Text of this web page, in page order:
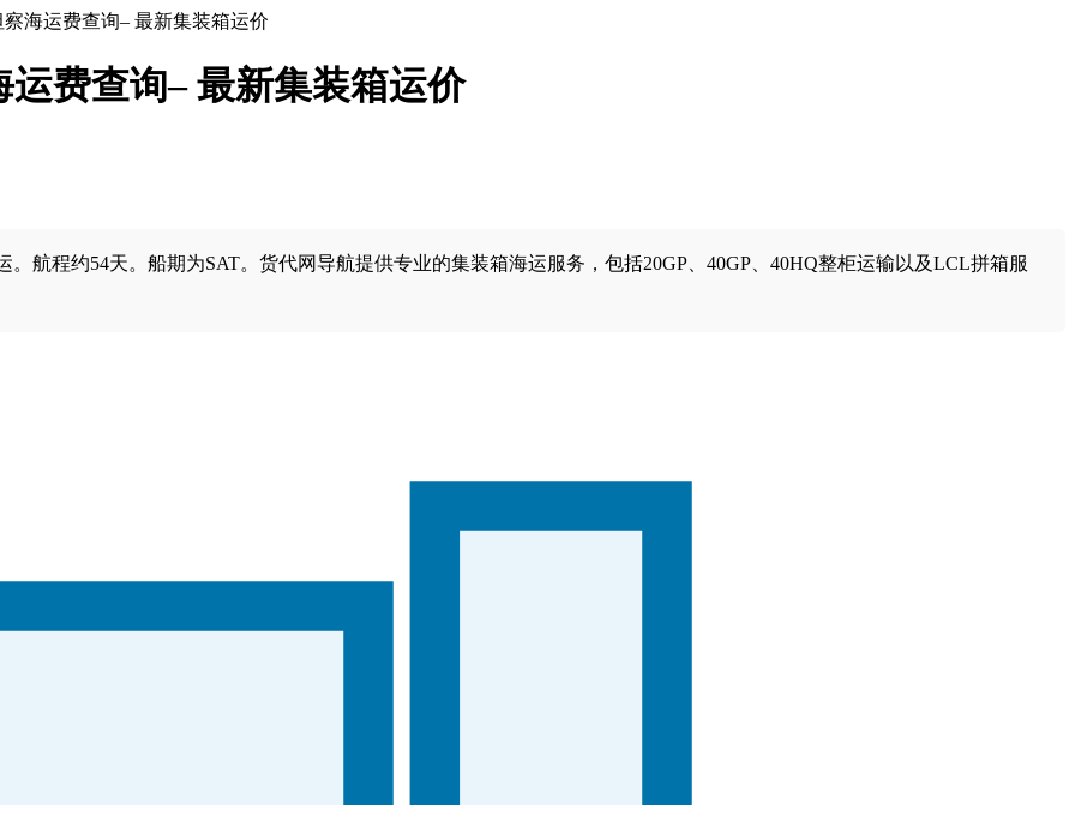
海运费查询– 最新集装箱运价
费查询– 最新集装箱运价
航程约54天。船期为SAT。货代网导航提供专业的集装箱海运服务，包括20GP、40GP、40HQ整柜运输以及LCL拼箱服